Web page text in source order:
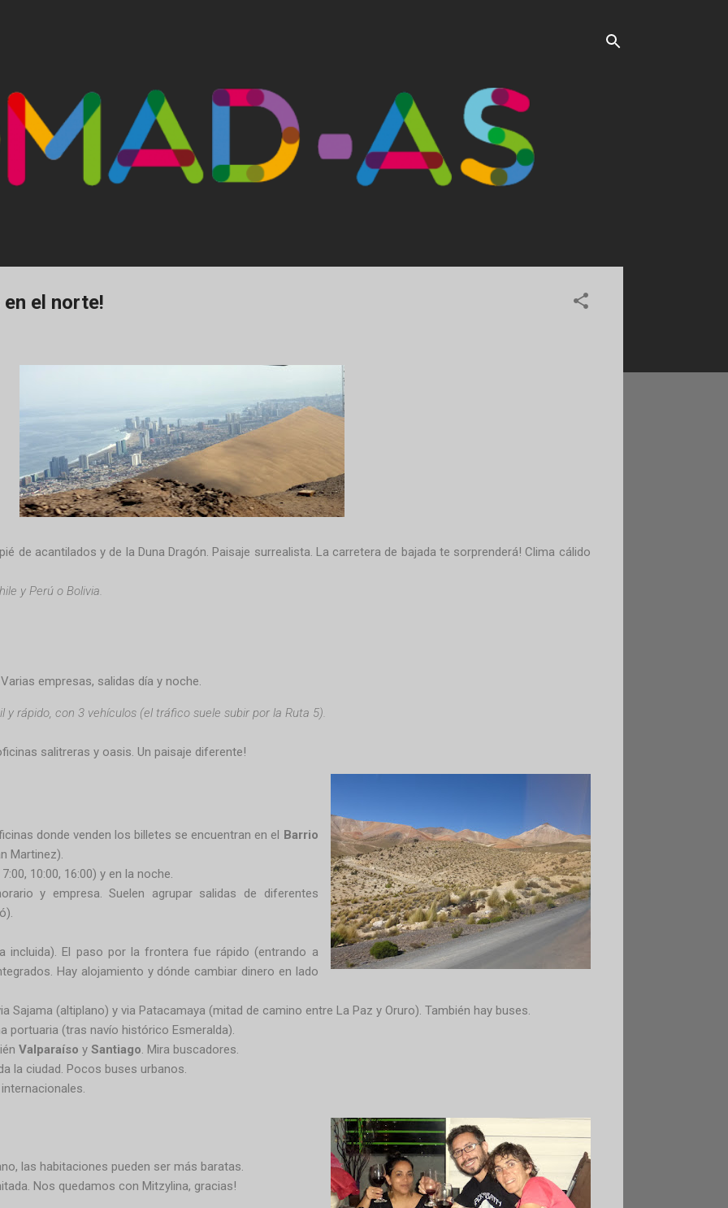
el norte!
de acantilados y de la Duna Dragón. Paisaje surrealista. La carretera de bajada te sorprenderá! Clima cálido
y Perú o Bolivia.
empresas, salidas día y noche.
rápido, con 3 vehículos (el tráfico suele subir por la Ruta 5).
salitreras y oasis. Un paisaje diferente!
donde venden los billetes se encuentran en el Barrio
Martinez).
10:00, 16:00) y en la noche.
y empresa. Suelen agrupar salidas de diferentes
incluida). El paso por la frontera fue rápido (entrando a
Hay alojamiento y dónde cambiar dinero en lado
Sajama (altiplano) y via Patacamaya (mitad de camino entre La Paz y Oruro). También hay buses.
portuaria (tras navío histórico Esmeralda).
Valparaíso y Santiago . Mira buscadores.
la ciudad. Pocos buses urbanos.
las habitaciones pueden ser más baratas.
Nos quedamos con Mitzylina, gracias!